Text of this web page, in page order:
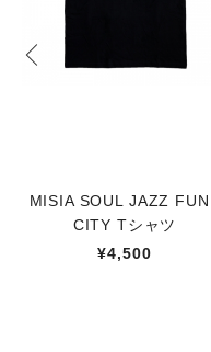
MISIA SOUL JAZZ
CITY Tシャツ
¥4,500